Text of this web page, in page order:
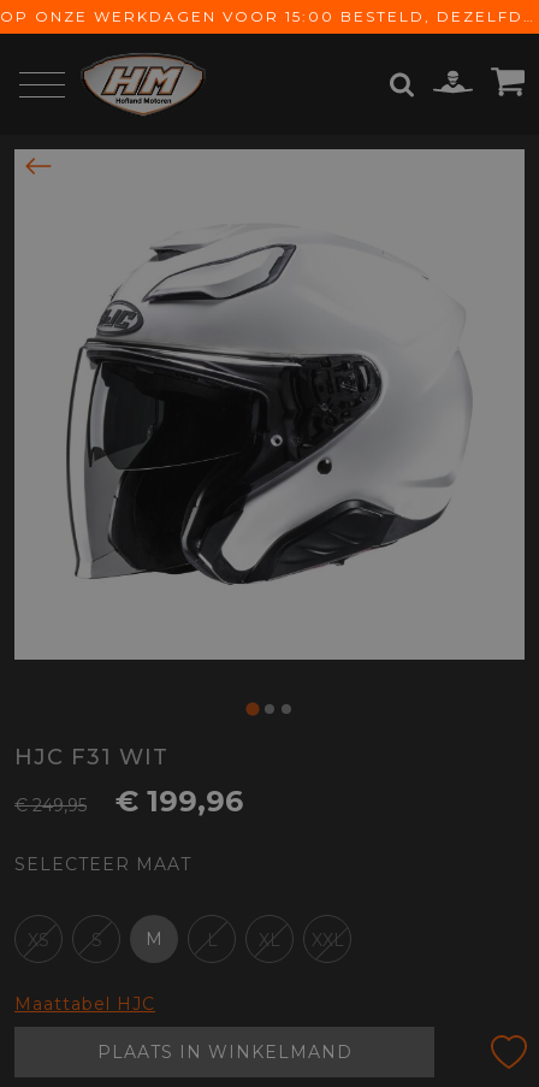
OP ONZE WERKDAGEN VOOR 15:00 BESTELD, DEZELFDE DAG VERZONDEN! GRATIS VERZENDING VANAF € 65,-
HJC F31 WIT
€ 249,95 € 199,96
SELECTEER MAAT
XS S M L XL XXL
Maattabel HJC
PLAATS IN WINKELMAND